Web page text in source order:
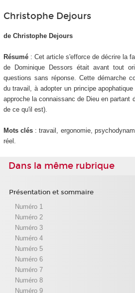
Christophe Dejours
de Christophe Dejours
Résumé: Cet article s'efforce de décrire la
de Dominique Dessors était avant tout
questions sans réponse. Cette démarche
du travail, à adopter un principe
approche la connaissanc de Dieu en partant
de ce qu'il est).
Mots clés: travail, ergonomie,
réel.
Dans la même rubrique
Présentation et sommaire
Numéro 1
Numéro 2
Numéro 3
Numéro 4
Numéro 5
Numéro 6
Numéro 7
Numéro 8
Numéro 9